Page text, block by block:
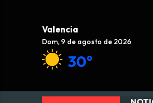
Valencia
Dom, 9 de agosto de 2026
30°